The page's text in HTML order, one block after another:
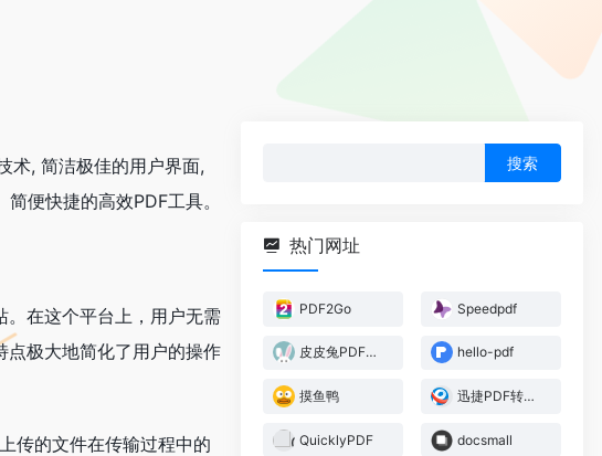
术, 简洁极佳的用户界面,
便快捷的高效PDF工具。
在这个平台上，用户无需
点极大地简化了用户的操作
传的文件在传输过程中的
热门网址
PDF2Go Speedpdf
皮皮兔PDF在线转换器 hello-pdf
摸鱼鸭 迅捷PDF转换器
QuicklyPDF docsmall